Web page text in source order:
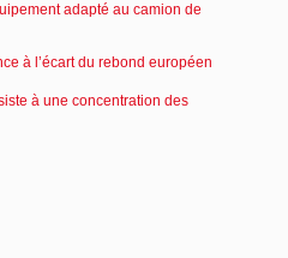
adapté au camion de
à l’écart du rebond européen
à une concentration des